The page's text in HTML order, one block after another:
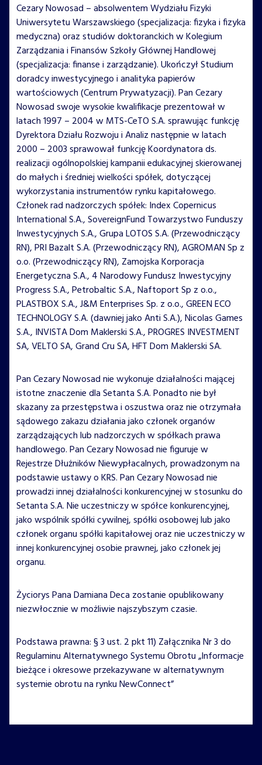
Cezary Nowosad – absolwentem Wydziału Fizyki
Uniwersytetu Warszawskiego (specjalizacja: fizyka i fizyka
medyczna) oraz studiów doktoranckich w Kolegium
Zarządzania i Finansów Szkoły Głównej Handlowej
(specjalizacja: finanse i zarządzanie). Ukończył Studium
doradcy inwestycyjnego i analityka papierów
wartościowych (Centrum Prywatyzacji). Pan Cezary
Nowosad swoje wysokie kwalifikacje prezentował w
latach 1997 – 2004 w MTS-CeTO S.A. sprawując funkcję
Dyrektora Działu Rozwoju i Analiz następnie w latach
2000 – 2003 sprawował funkcję Koordynatora ds.
realizacji ogólnopolskiej kampanii edukacyjnej skierowanej
do małych i średniej wielkości spółek, dotyczącej
wykorzystania instrumentów rynku kapitałowego.
Członek rad nadzorczych spółek: Index Copernicus
International S.A., SovereignFund Towarzystwo Funduszy
Inwestycyjnych S.A., Grupa LOTOS S.A. (Przewodniczący
RN), PRI Bazalt S.A. (Przewodniczący RN), AGROMAN Sp z
o.o. (Przewodniczący RN), Zamojska Korporacja
Energetyczna S.A., 4 Narodowy Fundusz Inwestycyjny
Progress S.A., Petrobaltic S.A., Naftoport Sp z o.o.,
PLASTBOX S.A., J&M Enterprises Sp. z o.o., GREEN ECO
TECHNOLOGY S.A. (dawniej jako Anti S.A.), Nicolas Games
S.A., INVISTA Dom Maklerski S.A., PROGRES INVESTMENT
SA, VELTO SA, Grand Cru SA, HFT Dom Maklerski SA.
Pan Cezary Nowosad nie wykonuje działalności mającej
istotne znaczenie dla Setanta S.A. Ponadto nie był
skazany za przestępstwa i oszustwa oraz nie otrzymała
sądowego zakazu działania jako członek organów
zarządzających lub nadzorczych w spółkach prawa
handlowego. Pan Cezary Nowosad nie figuruje w
Rejestrze Dłużników Niewypłacalnych, prowadzonym na
podstawie ustawy o KRS. Pan Cezary Nowosad nie
prowadzi innej działalności konkurencyjnej w stosunku do
Setanta S.A. Nie uczestniczy w spółce konkurencyjnej,
jako wspólnik spółki cywilnej, spółki osobowej lub jako
członek organu spółki kapitałowej oraz nie uczestniczy w
innej konkurencyjnej osobie prawnej, jako członek jej
organu.
Życiorys Pana Damiana Deca zostanie opublikowany
niezwłocznie w możliwie najszybszym czasie.
Podstawa prawna: § 3 ust. 2 pkt 11) Załącznika Nr 3 do
Regulaminu Alternatywnego Systemu Obrotu „Informacje
bieżące i okresowe przekazywane w alternatywnym
systemie obrotu na rynku NewConnect”